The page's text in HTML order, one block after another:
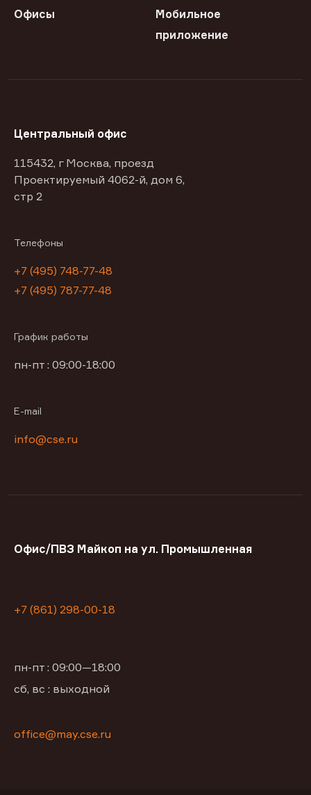
Офисы
Мобильное
приложение
Центральный офис
115432, г Москва, проезд
Проектируемый 4062-й, дом 6,
стр 2
Телефоны
+7 (495) 748-77-48
+7 (495) 787-77-48
График работы
пн-пт : 09:00-18:00
E-mail
info@cse.ru
Офис/ПВЗ Майкоп на ул. Промышленная
+7 (861) 298-00-18
пн-пт : 09:00—18:00
сб, вс : выходной
office@may.cse.ru